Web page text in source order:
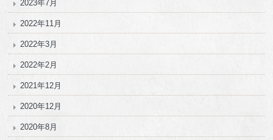
2023年7月
2022年11月
2022年3月
2022年2月
2021年12月
2020年12月
2020年8月